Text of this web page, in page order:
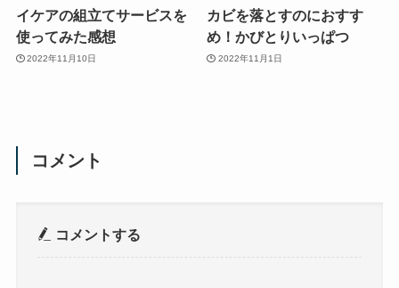
イケアの組立てサービスを
使ってみた感想
2022年11月10日
カビを落とすのにおすす
め！かびとりいっぱつ
2022年11月1日
コメント
コメントする